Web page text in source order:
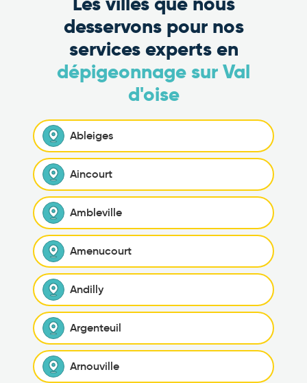
desservons pour nos
services experts en
dépigeonnage sur Val
d'oise
Ableiges
Aincourt
Ambleville
Amenucourt
Andilly
Argenteuil
Arnouville